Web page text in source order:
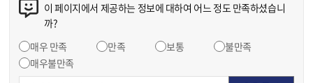
이 페이지에서 제공하는 정보에 대하여 어느 정도 만족하셨습니
까?
매우 만족
만족 보통
불만족
매우불만족